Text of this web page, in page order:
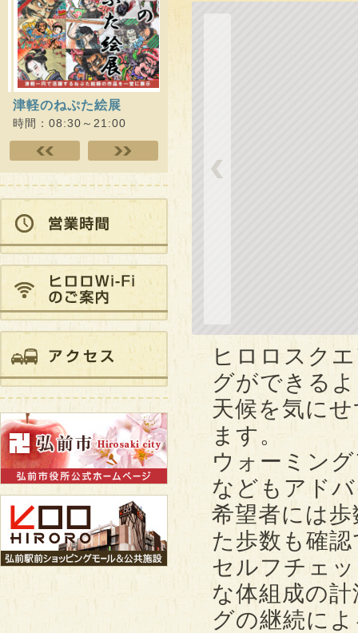
ヒロロスク
グができる
天候を気に
ます。
ウォーミン
などもアド
希望者には
た歩数も確
セルフチェ
な体組成の
グの継続に
津軽のねぷた絵展
時間：08:30～21:00